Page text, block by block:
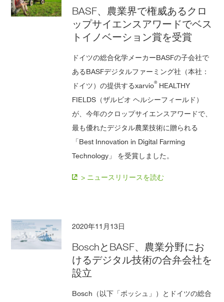
BASF、農業界で権威あるクロ
ップサイエンスアワードでベス
トイノベーション賞を受賞
ドイツの総合化学メーカーBASFの子会社で
あるBASFデジタルファーミング社（本社：
ドイツ）の提供するxarvio®HEALTHY
FIELDS（ザルビオ ヘルシーフィールド）
が、今年のクロップサイエンスアワードで、
最も優れたデジタル農業技術に贈られる
「Best Innovation in Digital Farming
Technology」 を受賞しました。
> ニュースリリースを読む
2020年11月13日
BoschとBASF、農業分野にお
けるデジタル技術の合弁会社を
設立
Bosch（以下「ボッシュ」）とドイツの総合